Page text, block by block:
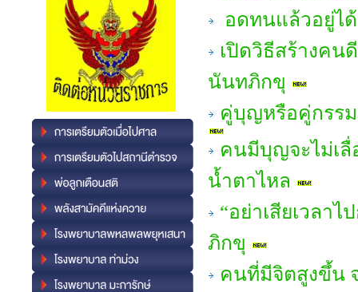
อดทนแล้วอยู่ไ
เปิดวิธีสร้างคน
นันทภิกขุ
คู่บุญหรือคู่กรร
คนมีบุญจะไม่เลื่
น้ำตาไหล
“อย่าเสียเวลา
ภิกขุ
คนที่มีจิตสูงขึ้น